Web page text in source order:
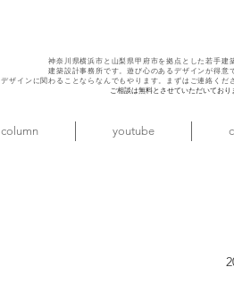
神奈川県横浜市と山梨県甲府市を拠点とした若手建
建築設計事務所です。遊び心のある デザインが得意
デザインに関わることならなんでもやります。 まずはご連絡くだ
ご相談は無料とさせていただいており
column youtube